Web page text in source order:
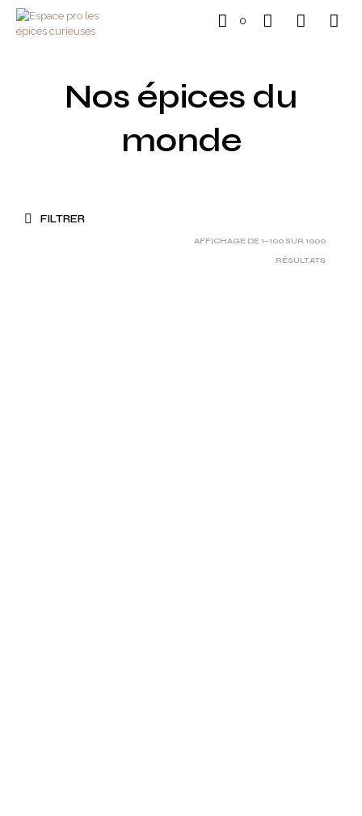
0
Nos épices du
monde
FILTRER
AFFICHAGE DE 1–100 SUR 1000
RÉSULTATS